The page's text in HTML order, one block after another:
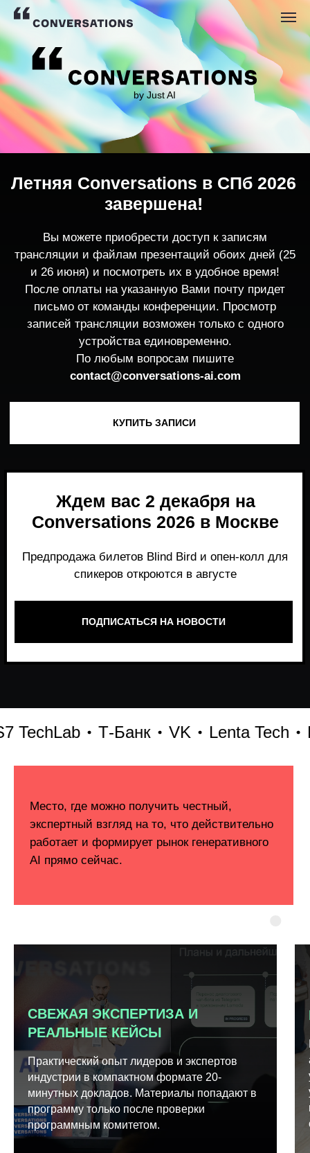
by Just AI
трансляции и файлам презентаций обоих дней (25
После оплаты на указанную Вами почту придет
записей трансляции возможен только с одного
устройства единовременно.
По любым вопросам пишите
contact@conversations-ai.co m
Летняя Conversations в СПб 2026
завершена!
Ждем вас 2 декабря на
Conversations 2026 в Москве
ПОДПИСАТЬСЯ НА НОВОСТИ
Т-Банк VK Lenta Tech
Место, где можно получить честный,
работает и формирует рынок генеративного
СВЕЖАЯ ЭКСПЕРТИЗА И
РЕАЛЬНЫЕ КЕЙСЫ
Практический опыт лидеров и экспертов
индустрии в компактном формате 20-
минутных докладов. Материалы попадают в
программу только после проверки
программным комитетом.